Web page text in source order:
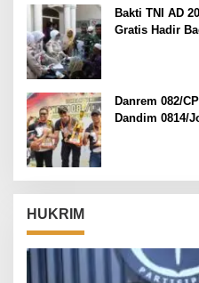
Bakti TNI AD
Gratis Hadir
Danrem 082/
Dandim 0814/
HUKRIM